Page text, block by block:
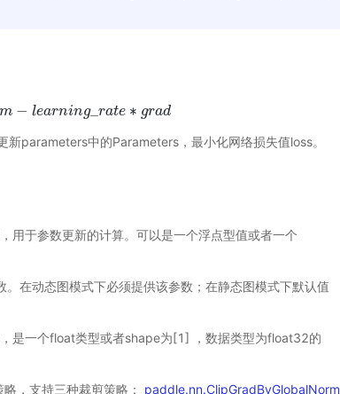
− learning_ rate ∗ grad
parameters中的Parameters，最小化网络损失值loss。
于参数更新的计算。可以是一个浮点型值或者一个
在动态图模式下必须提供该参数；在静态图模式下默认值
是一个float类型或者shape为[1] ，数据类型为float32的
，支持三种裁剪策略： paddle.nn.ClipGradByGlobalNorm